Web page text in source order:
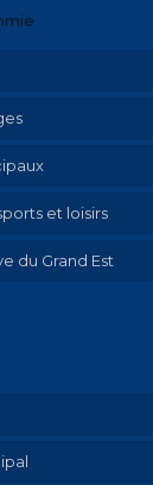
et loisirs
du Grand Est